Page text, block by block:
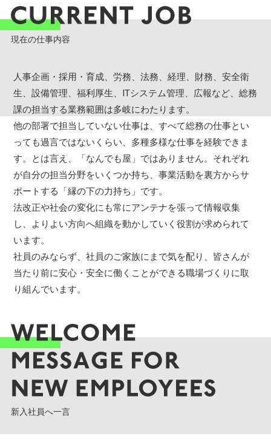
現在の仕事内容
人事企画・採用・育成、労務、法務、経理、財務、安全衛
生、設備管理、福利厚生、ITシステム管理、広報など、総務
課の担当する業務範囲は多岐にわたります。
他の部署で担当していない仕事は、すべて総務の仕事とい
っても過言ではないくらい、多種多様な仕事を経験できま
す。とは言え、「なんでも屋」ではありません。それぞれ
が自分の担当分野をいくつか持ち、事業活動を裏方からサ
ポートする「縁の下の力持ち」です。
法改正や社会の変化にも常にアンテナを張って情報収集
し、よりよい方向へ組織を動かしていく役割が求められて
います。
社員のみならず、社員のご家族にまで気を配り、皆さんが
当たり前に安心・安全に働くことができる職場づくりに取
り組んでいます。
新入社員へ一言